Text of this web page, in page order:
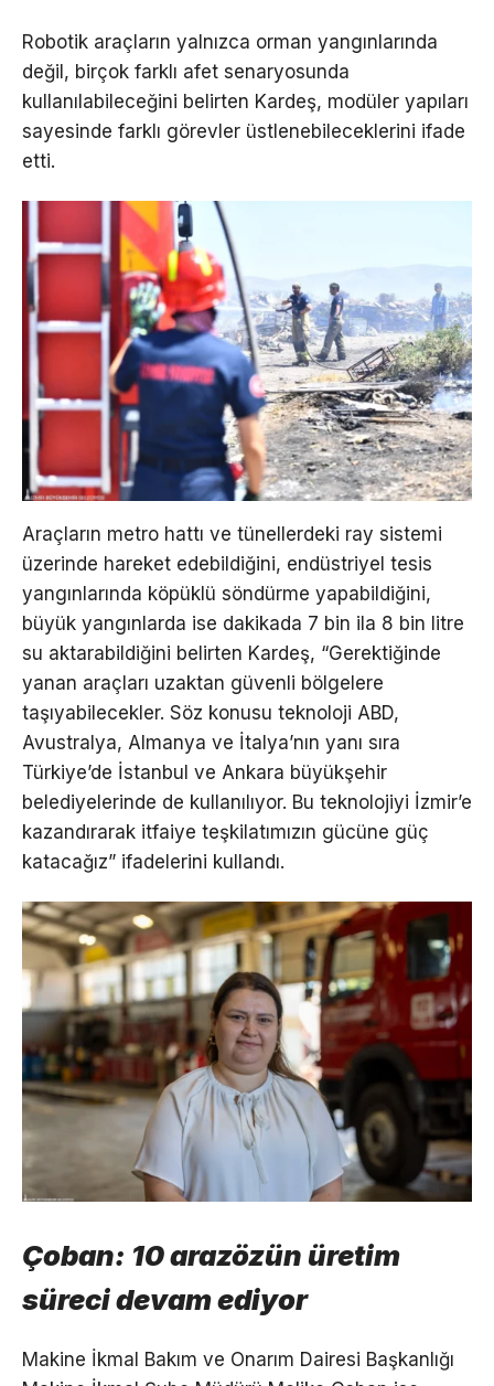
Robotik araçların yalnızca orman yangınlarında
değil, birçok farklı afet senaryosunda
kullanılabileceğini belirten Kardeş, modüler yapıları
sayesinde farklı görevler üstlenebileceklerini ifade
etti.
Araçların metro hattı ve tünellerdeki ray sistemi
üzerinde hareket edebildiğini, endüstriyel tesis
yangınlarında köpüklü söndürme yapabildiğini,
büyük yangınlarda ise dakikada 7 bin ila 8 bin litre
su aktarabildiğini belirten Kardeş, “Gerektiğinde
yanan araçları uzaktan güvenli bölgelere
taşıyabilecekler. Söz konusu teknoloji ABD,
Avustralya, Almanya ve İtalya’nın yanı sıra
Türkiye’de İstanbul ve Ankara büyükşehir
belediyelerinde de kullanılıyor. Bu teknolojiyi İzmir’e
kazandırarak itfaiye teşkilatımızın gücüne güç
katacağız” ifadelerini kullandı.
Çoban: 10 arazözün üretim
süreci devam ediyor
Makine İkmal Bakım ve Onarım Dairesi Başkanlığı